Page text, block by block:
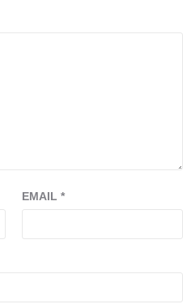
EMAIL *